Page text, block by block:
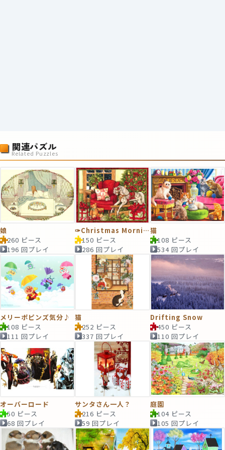
関連パズル
Related Puzzles
娘
260 ピース
196 回プレイ
✑Christmas Morning
150 ピース
286 回プレイ
猫
108 ピース
534 回プレイ
メリーポピンズ気分♪
108 ピース
111 回プレイ
猫
252 ピース
337 回プレイ
Drifting Snow
450 ピース
110 回プレイ
オーバーロード
50 ピース
68 回プレイ
サンタさん一人？
216 ピース
59 回プレイ
庭園
104 ピース
105 回プレイ